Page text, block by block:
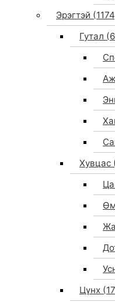
Эрэгтэй
Гутал
Хувцас
Цүнх